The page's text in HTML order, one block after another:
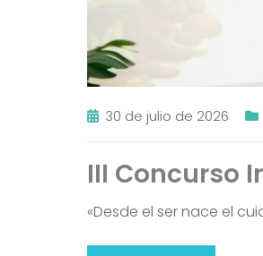
30 de julio de 2026
III Concurso
«Desde el ser nace el